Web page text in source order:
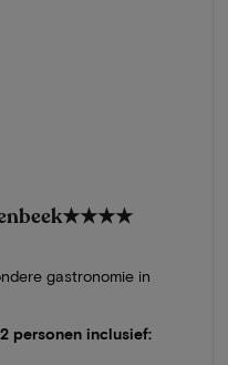
★★★★
gastronomie in
personen inclusief: